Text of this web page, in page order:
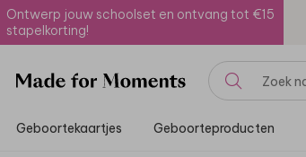
Ontwerp jouw schoolset en ontvang tot €15
stapelkorting!
Geboortekaartjes Geboorteproducten